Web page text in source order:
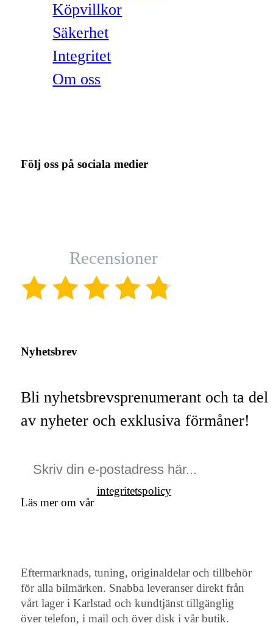
Köpvillkor
Säkerhet
Integritet
Om oss
Följ oss på sociala medier
Recensioner
Nyhetsbrev
Bli nyhetsbrevsprenumerant och ta del
av nyheter och exklusiva förmåner!
Läs mer om vår
integritetspolicy
Eftermarknads, tuning, originaldelar och tillbehör
för alla bilmärken. Snabba leveranser direkt från
vårt lager i Karlstad och kundtjänst tillgänglig
över telefon, i mail och över disk i vår butik.